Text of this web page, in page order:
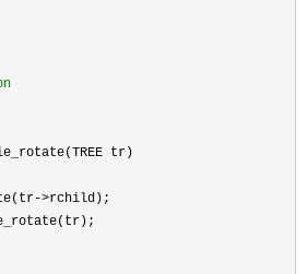
tr)
->rchild);